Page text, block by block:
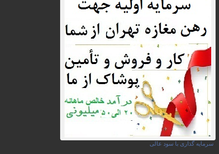
سرمایه گذاری با سود عالی